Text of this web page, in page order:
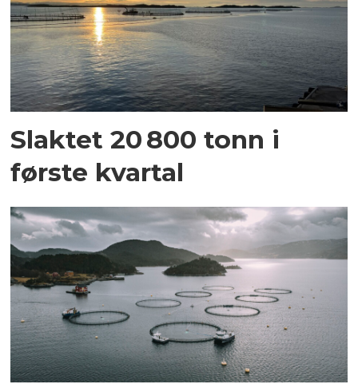
Slaktet 20 800 tonn i
første kvartal